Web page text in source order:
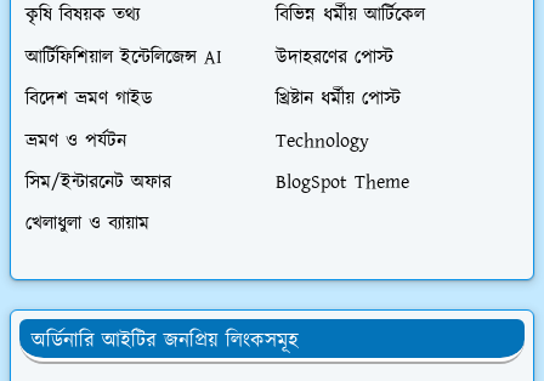
কৃষি বিষয়ক তথ্য
বিভিন্ন ধর্মীয় আর্টিকেল
আর্টিফিশিয়াল ইন্টেলিজেন্স AI
উদাহরণের পোস্ট
বিদেশ ভ্রমণ গাইড
খ্রিষ্টান ধর্মীয় পোস্ট
ভ্রমণ ও পর্যটন
Technology
সিম/ইন্টারনেট অফার
BlogSpot Theme
খেলাধুলা ও ব্যায়াম
অর্ডিনারি আইটির জনপ্রিয় লিংকসমূহ